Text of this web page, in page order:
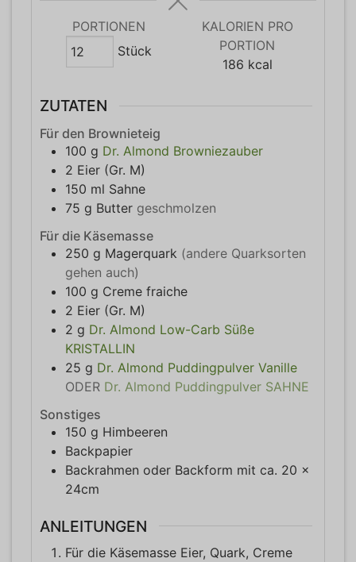
PORTIONEN
Stück
KALORIEN PRO
PORTION
186 kcal
ZUTATEN
Für den Brownieteig
100 g Dr. Almond Browniezauber
2 Eier (Gr. M)
150 ml Sahne
75 g Butter geschmolzen
Für die Käsemasse
250 g Magerquark (andere Quarksorten
gehen auch)
100 g Creme fraiche
2 Eier (Gr. M)
2 g Dr. Almond Low-Carb Süße
KRISTALLIN
25 g Dr. Almond Puddingpulver Vanille
ODER Dr. Almond Puddingpulver SAHNE
Sonstiges
150 g Himbeeren
Backpapier
Backrahmen oder Backform mit ca. 20 x
24cm
ANLEITUNGEN
Für die Käsemasse Eier, Quark, Creme